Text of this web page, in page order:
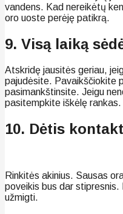
vandens. Kad nereikėtų
oro uoste perėję patikrą.
9. Visą laiką
Atskridę jausitės geriau,
pajudėsite. Pavaikščiokite
pasimankštinsite. Jeigu
pasitempkite iškėlę rankas.
10. Dėtis
Rinkitės akinius. Sausas
poveikis bus dar
užmigti.